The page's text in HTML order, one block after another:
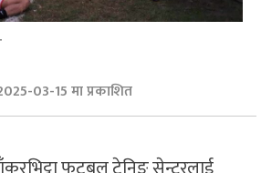
03-15 मा प्रकाशित